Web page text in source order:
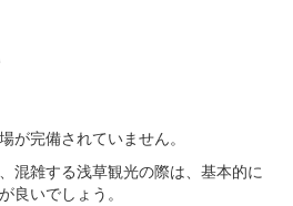
が完備されていません。
混雑する浅草観光の際は、基本的に
良いでしょう。